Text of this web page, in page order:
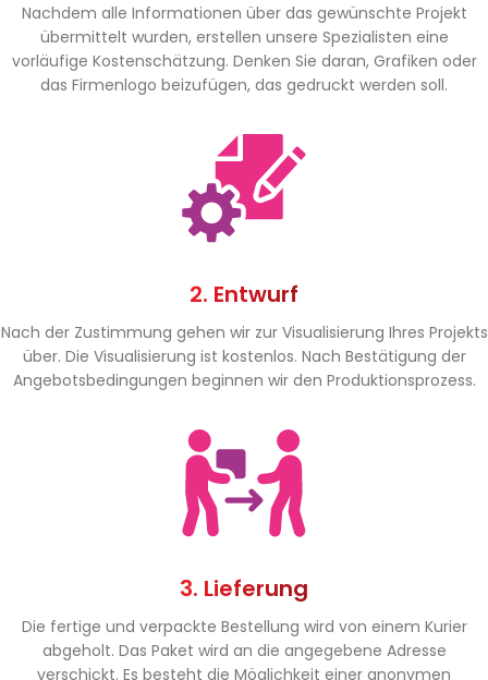
Nachdem alle Informationen über das gewünschte Projekt
übermittelt wurden, erstellen unsere Spezialisten eine
vorläufige Kostenschätzung. Denken Sie daran, Grafiken oder
das Firmenlogo beizufügen, das gedruckt werden soll.
2. Entwurf
Nach der Zustimmung gehen wir zur Visualisierung Ihres Projekts
über. Die Visualisierung ist kostenlos. Nach Bestätigung der
Angebotsbedingungen beginnen wir den Produktionsprozess.
3. Lieferung
Die fertige und verpackte Bestellung wird von einem Kurier
abgeholt. Das Paket wird an die angegebene Adresse
verschickt. Es besteht die Möglichkeit einer anonymen